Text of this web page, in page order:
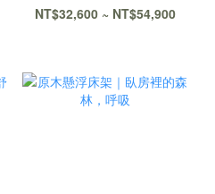
NT$32,600 ~ NT$54,900